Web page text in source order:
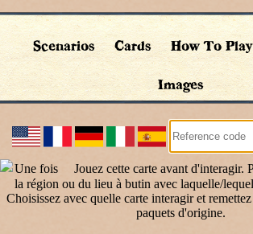
Scenarios Cards How To Play
Images